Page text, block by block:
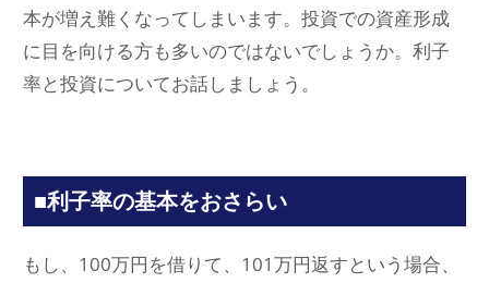
本が増え難くなってしまいます。投資での資産形成
に目を向ける方も多いのではないでしょうか。利子
率と投資についてお話しましょう。
■利子率の基本をおさらい
もし、100万円を借りて、101万円返すという場合、